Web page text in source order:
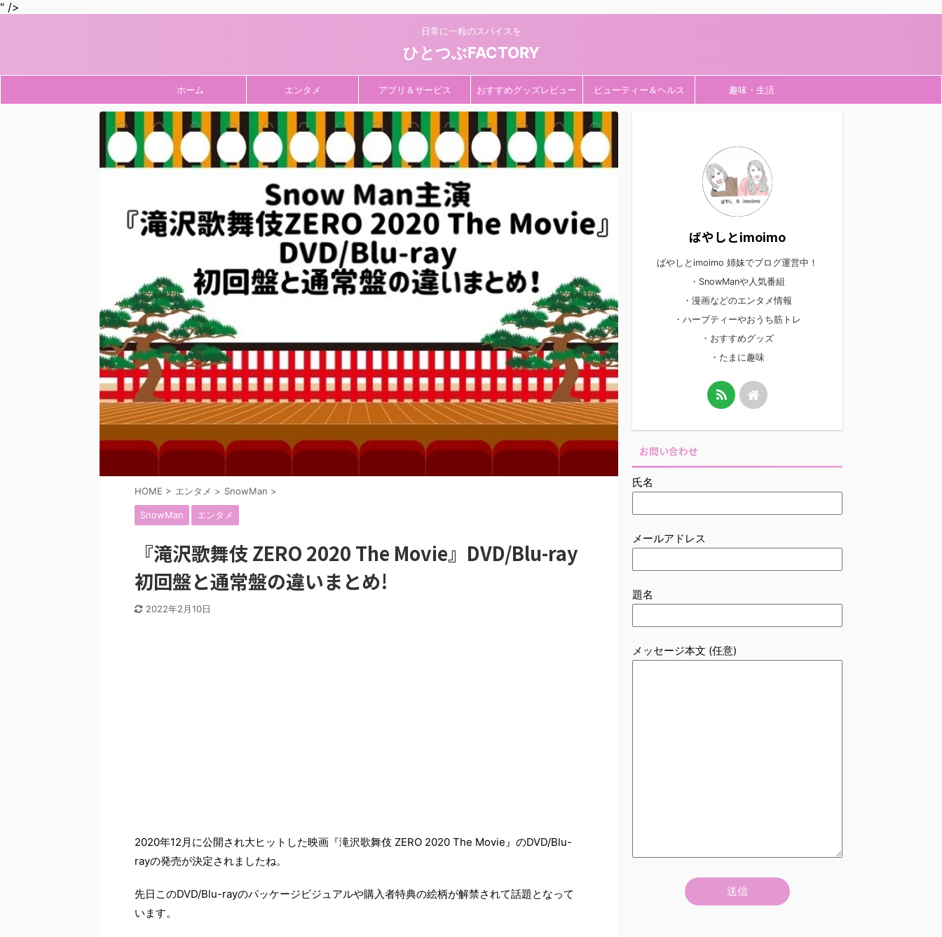
" />
日常に一粒のスパイスを
ひとつぶFACTORY
ホーム エンタメ アプリ＆サービス おすすめグッズレビュー ビューティー＆ヘルス 趣味・生活
HOME > エンタメ > SnowMan >
SnowMan エンタメ
『滝沢歌舞伎 ZERO 2020 The Movie』DVD/Blu-ray
初回盤と通常盤の違いまとめ!
2022年2月10日
2020年12月に公開され大ヒットした映画『滝沢歌舞伎 ZERO 2020 The Movie』のDVD/Blu-
rayの発売が決定されましたね。
先日このDVD/Blu-rayのパッケージビジュアルや購入者特典の絵柄が解禁されて話題となって
います。
ばやしとimoimo
ばやしとimoimo 姉妹でブログ運営中！
・SnowManや人気番組
・漫画などのエンタメ情報
・ハーブティーやおうち筋トレ
・おすすめグッズ
・たまに趣味
お問い合わせ
氏名
メールアドレス
題名
メッセージ本文 (任意)